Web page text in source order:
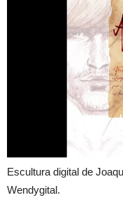
Escultura digital de
Wendygital.